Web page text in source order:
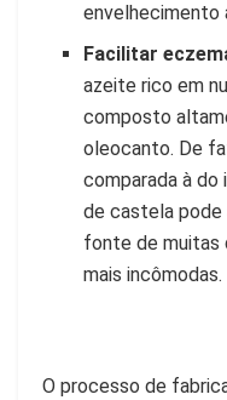
envelhecimento
Facilitar
azeite rico em
composto
oleocanto. De
comparada à do
de castela pode
fonte de muitas
mais incômodas.
O processo de